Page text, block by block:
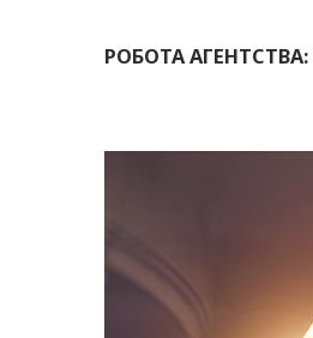
РОБОТА АГЕНТСТВА: